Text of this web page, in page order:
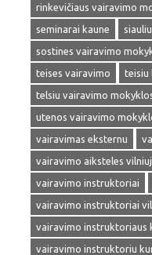
rinkevičiaus vairavimo
seminarai kaune
sostines vairavimo
teises vairavimo
teisiu
telsiu vairavimo
utenos vairavimo
vairavimas eksternu
vairavimo aiksteles
vairavimo instruktoriai
vairavimo instruktoriai
vairavimo instruktoriaus
vairavimo instruktoriu